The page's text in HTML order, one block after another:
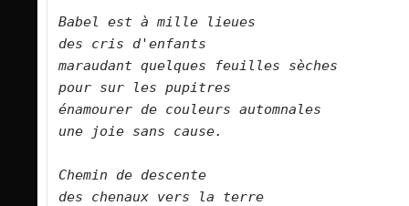
Babel est à mille lieues
des cris d'enfants
maraudant quelques feuilles sèches
pour sur les pupitres
énamourer de couleurs automnales
une joie sans cause.
Chemin de descente
des chenaux vers la terre